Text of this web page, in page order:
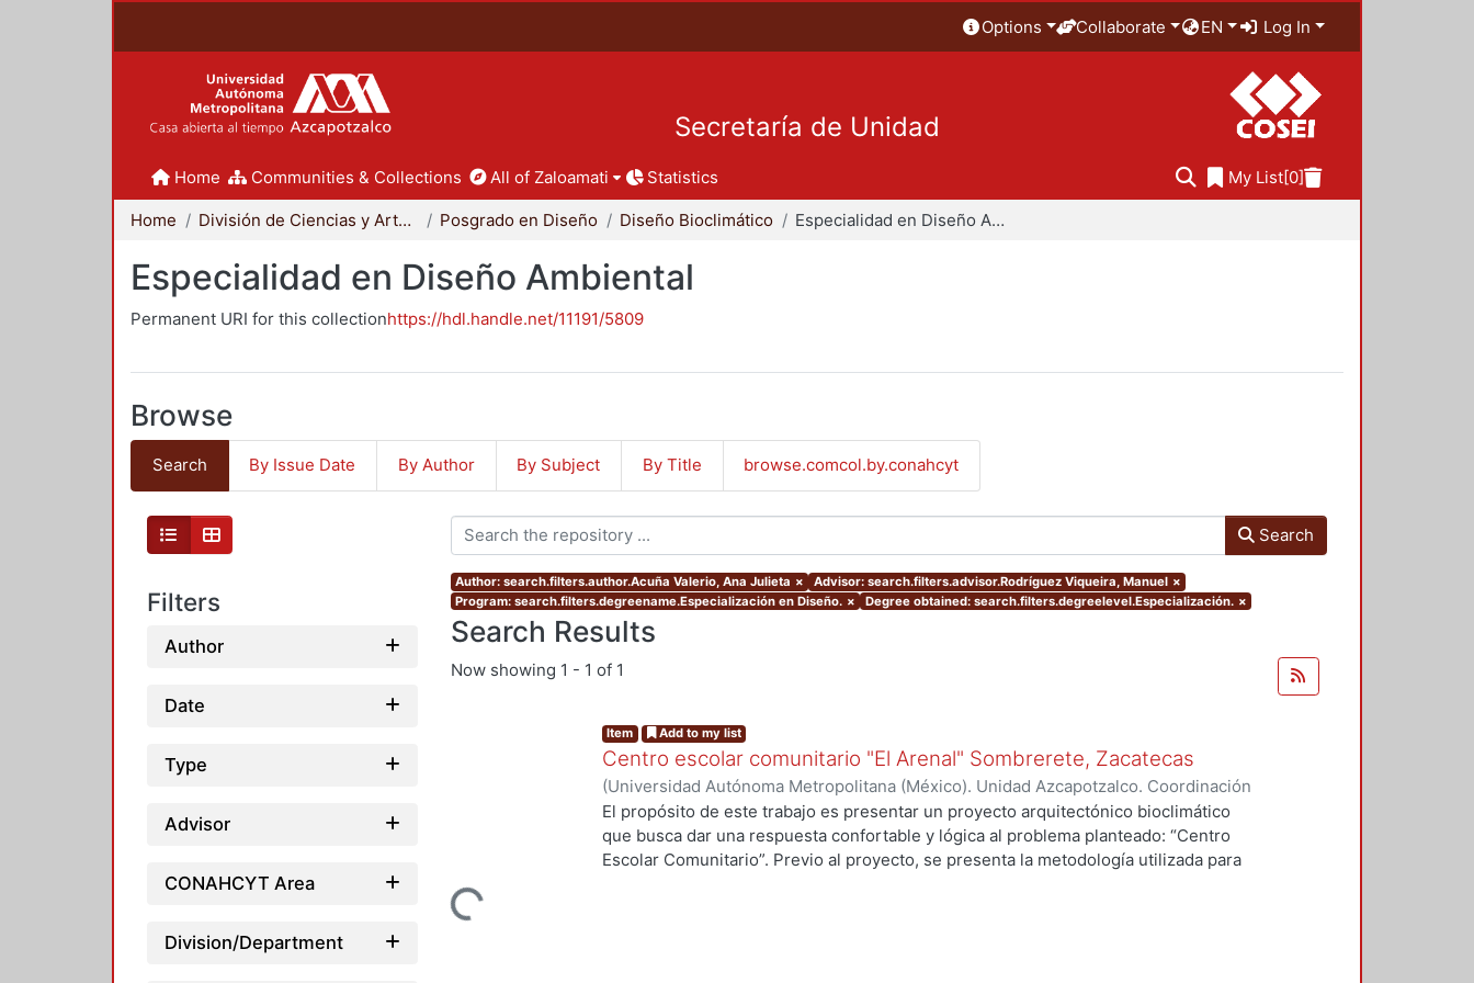
Options Collaborate EN Log In
Secretaría de Unidad
Home Communities & Collections All of Zaloamati Statistics My List[0]
Home División de Ciencias y Artes para el Diseño Posgrado en Diseño Diseño Bioclimático Especialidad en Diseño Ambiental
Especialidad en Diseño Ambiental
Permanent URI for this collectionhttps://hdl.handle.net/11191/5809
Browse
Search By Issue Date By Author By Subject By Title browse.comcol.by.conahcyt
Filters
Author
Date
Type
Advisor
CONAHCYT Area
Division/Department
Search
Author: search.filters.author.Acuña Valerio, Ana Julieta × Advisor: search.filters.advisor.Rodríguez Viqueira, Manuel ×
Program: search.filters.degreename.Especialización en Diseño. × Degree obtained: search.filters.degreelevel.Especialización. ×
Search Results
Now showing 1 - 1 of 1
Loading...
Item Add to my list
Centro escolar comunitario "El Arenal" Sombrerete, Zacatecas
(Universidad Autónoma Metropolitana (México). Unidad Azcapotzalco. Coordinación
de Servicios de Información.,2007-07)Acuña Valerio, Ana Julieta
El propósito de este trabajo es presentar un proyecto arquitectónico bioclimático
que busca dar una respuesta confortable y lógica al problema planteado: “Centro
Escolar Comunitario”. Previo al proyecto, se presenta la metodología utilizada para